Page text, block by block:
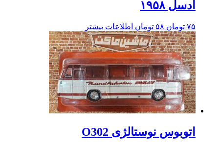
ادسل ۱۹۵۸
۷۵ تومان ۵۸ تومان اطلاعات بیشتر
اتوبوس نوستالژی O302